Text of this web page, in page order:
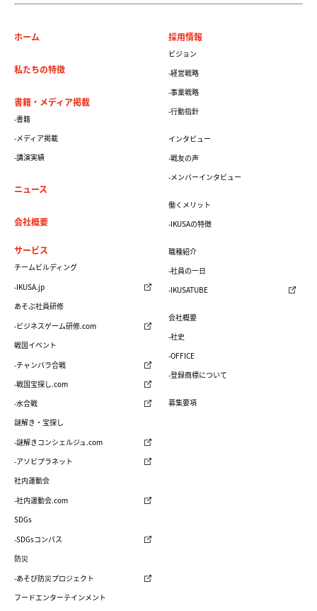
ホーム
私たちの特徴
書籍・メディア掲載
-書籍
-メディア掲載
-講演実績
ニュース
会社概要
サービス
チームビルディング
-IKUSA.jp
あそぶ社員研修
-ビジネスゲーム研修.com
戦国イベント
-チャンバラ合戦
-戦国宝探し.com
-水合戦
謎解き・宝探し
-謎解きコンシェルジュ.com
-アソビプラネット
社内運動会
-社内運動会.com
SDGs
-SDGsコンパス
防災
-あそび防災プロジェクト
フードエンターテインメント
採用情報
ビジョン
-経営戦略
-事業戦略
-行動指針
インタビュー
-戦友の声
-メンバーインタビュー
働くメリット
-IKUSAの特徴
職種紹介
-社員の一日
-IKUSATUBE
会社概要
-社史
-OFFICE
-登録商標について
募集要項